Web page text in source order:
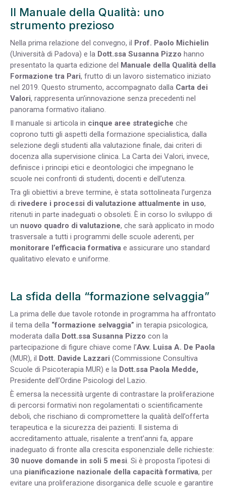
Il Manuale della Qualità: uno
strumento prezioso
Nella prima relazione del convegno, il Prof. Paolo Michielin
(Università di Padova) e la Dott.ssa Susanna Pizzo hanno
presentato la quarta edizione del Manuale della Qualità della
Formazione tra Pari, frutto di un lavoro sistematico iniziato
nel 2019. Questo strumento, accompagnato dalla Carta dei
Valori, rappresenta un’innovazione senza precedenti nel
panorama formativo italiano.
Il manuale si articola in cinque aree strategiche che
coprono tutti gli aspetti della formazione specialistica, dalla
selezione degli studenti alla valutazione finale, dai criteri di
docenza alla supervisione clinica. La Carta dei Valori, invece,
definisce i principi etici e deontologici che impegnano le
scuole nei confronti di studenti, docenti e dell’utenza.
Tra gli obiettivi a breve termine, è stata sottolineata l’urgenza
di rivedere i processi di valutazione attualmente in uso,
ritenuti in parte inadeguati o obsoleti. È in corso lo sviluppo di
un nuovo quadro di valutazione, che sarà applicato in modo
trasversale a tutti i programmi delle scuole aderenti, per
monitorare l’efficacia formativa e assicurare uno standard
qualitativo elevato e uniforme.
La sfida della “formazione selvaggia”
La prima delle due tavole rotonde in programma ha affrontato
il tema della “formazione selvaggia” in terapia psicologica,
moderata dalla Dott.ssa Susanna Pizzo con la
partecipazione di figure chiave come l’Avv. Luisa A. De Paola
(MUR), il Dott. Davide Lazzari (Commissione Consultiva
Scuole di Psicoterapia MUR) e la Dott.ssa Paola Medde,
Presidente dell’Ordine Psicologi del Lazio.
È emersa la necessità urgente di contrastare la proliferazione
di percorsi formativi non regolamentati o scientificamente
deboli, che rischiano di compromettere la qualità dell’offerta
terapeutica e la sicurezza dei pazienti. Il sistema di
accreditamento attuale, risalente a trent’anni fa, appare
inadeguato di fronte alla crescita esponenziale delle richieste:
30 nuove domande in soli 5 mesi. Si è proposta l’ipotesi di
una pianificazione nazionale della capacità formativa, per
evitare una proliferazione disorganica delle scuole e garantire